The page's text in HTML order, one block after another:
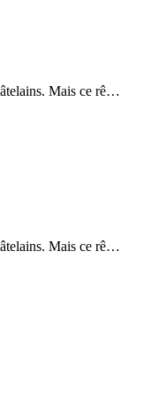
Mais ce rê…
Mais ce rê…